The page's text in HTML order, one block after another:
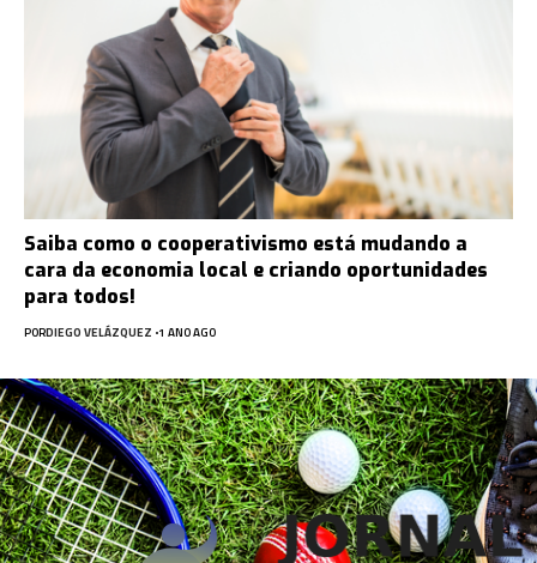
Saiba como o cooperativismo está mudando a
cara da economia local e criando oportunidades
para todos!
PORDIEGO VELÁZQUEZ 1 ANO AGO